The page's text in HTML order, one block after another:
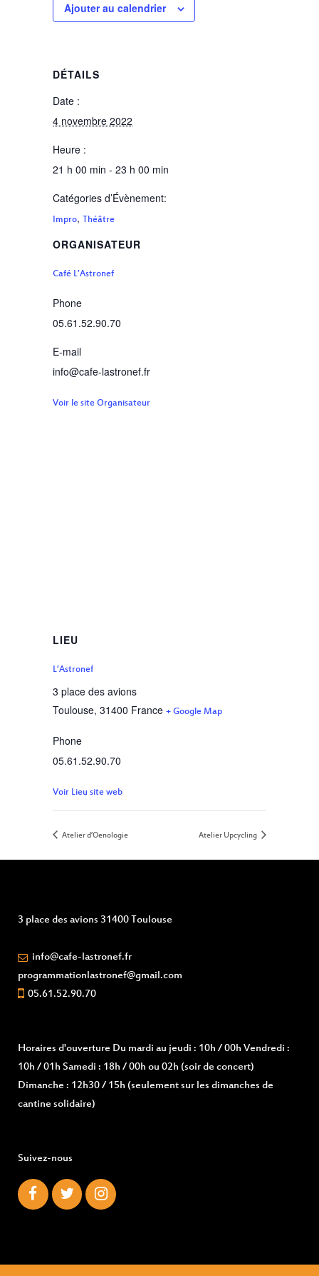
Ajouter au calendrier
DÉTAILS
Date :
4 novembre 2022
Heure :
21 h 00 min - 23 h 00 min
Catégories d’Évènement:
Impro, Théâtre
ORGANISATEUR
Café L’Astronef
Phone
05.61.52.90.70
E-mail
info@cafe-lastronef.fr
Voir le site Organisateur
LIEU
L’Astronef
3 place des avions
Toulouse, 31400 France + Google Map
Phone
05.61.52.90.70
Voir Lieu site web
Atelier d’Oenologie Atelier Upcycling
3 place des avions 31400 Toulouse
info@cafe-lastronef.fr
programmationlastronef@gmail.com
05.61.52.90.70
Horaires d'ouverture Du mardi au jeudi : 10h / 00h Vendredi :
10h / 01h Samedi : 18h / 00h ou 02h (soir de concert)
Dimanche : 12h30 / 15h (seulement sur les dimanches de
cantine solidaire)
Suivez-nous